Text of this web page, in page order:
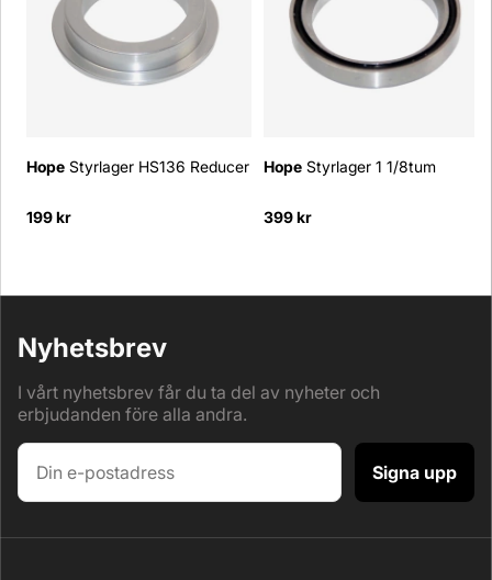
Hope Styrlager HS136 Reducer
199 kr
Hope Styrlager 1 1/8tum
399 kr
Nyhetsbrev
I vårt nyhetsbrev får du ta del av nyheter och
erbjudanden före alla andra.
Signa upp